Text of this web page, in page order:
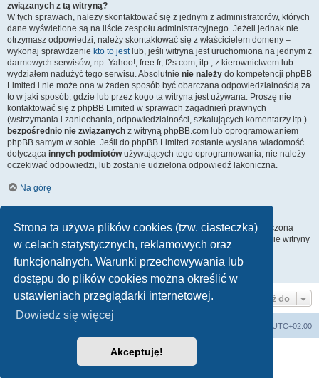
Strona ta używa plików cookies (tzw. ciasteczka)
w celach statystycznych, reklamowych oraz
funkcjonalnych. Warunki przechowywania lub
dostępu do plików cookies można określić w
ustawieniach przeglądarki internetowej.
Dowiedz się więcej
Akceptuję!
związanych z tą witryną?
W tych sprawach, należy skontaktować się z jednym z administratorów, których
dane wyświetlone są na liście zespołu administracyjnego. Jeżeli jednak nie
otrzymasz odpowiedzi, należy skontaktować się z właścicielem domeny –
wykonaj sprawdzenie kto to jestlub, jeśli witryna jest uruchomiona na jednym z
darmowych serwisów, np. Yahoo!, free.fr, f2s.com, itp., z kierownictwem lub
wydziałem nadużyć tego serwisu. Absolutnie nie należy do kompetencji phpBB
Limited i nie może ona w żaden sposób być obarczana odpowiedzialnością za
to w jaki sposób, gdzie lub przez kogo ta witryna jest używana. Proszę nie
kontaktować się z phpBB Limited w sprawach zagadnień prawnych
(wstrzymania i zaniechania, odpowiedzialności, szkalujących komentarzy itp.)
bezpośrednio nie związanych z witryną phpBB.com lub oprogramowaniem
phpBB samym w sobie. Jeśli do phpBB Limited zostanie wysłana wiadomość
dotycząca innych podmiotówużywających tego oprogramowania, nie należy
oczekiwać odpowiedzi, lub zostanie udzielona odpowiedź lakoniczna.
Na górę
Wszyscy użytkownicy witryny mogą używać – jeśli funkcja ta jest włączona
przez administratora witryny – formularza „Kontakt z nami”. Członkowie witryny
mogą także używać odnośnika „Zespół administracyjny”.
Na górę
Przejdź do
UTC+02:00
Technologię dostarczaphpBB® Forum Software © phpBB Limited
Polski pakiet językowy dostarcza